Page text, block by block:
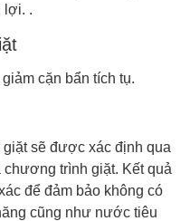
lợi. .
cặn bẩn tích tụ.
sẽ được xác định qua
trình giặt. Kết quả
để đảm bảo không có
cũng như nước tiêu